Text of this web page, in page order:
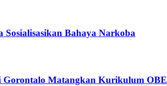
Sosialisasikan Bahaya Narkoba
Matangkan Kurikulum OBE